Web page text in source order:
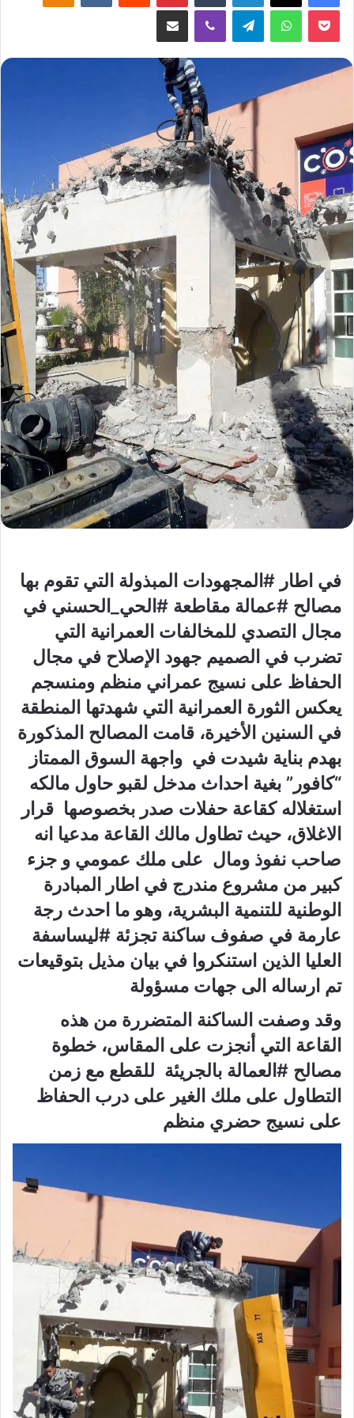
واتساب
في اطار #المجهودات المبذولة التي تقوم بها
مصالح #عمالة مقاطعة #الحي_الحسني في
مجال التصدي للمخالفات العمرانية التي
تضرب في الصميم جهود الإصلاح في مجال
الحفاظ على نسيج عمراني منظم ومنسجم
يعكس الثورة العمرانية التي شهدتها المنطقة
في السنين الأخيرة، قامت المصالح المذكورة
بهدم بناية شيدت في واجهة السوق الممتاز
“كافور” بغية احداث مدخل لقبو حاول مالكه
استغلاله كقاعة حفلات صدر بخصوصها قرار
الاغلاق، حيث تطاول مالك القاعة مدعيا انه
صاحب نفوذ ومال على ملك عمومي و جزء
كبير من مشروع مندرج في اطار المبادرة
الوطنية للتنمية البشرية، وهو ما احدث رجة
عارمة في صفوف ساكنة تجزئة #ليساسفة
العليا الذين استنكروا في بيان مذيل بتوقيعات
تم ارساله الى جهات مسؤولة
وقد وصفت الساكنة المتضررة من هذه
القاعة التي أنجزت على المقاس، خطوة
مصالح #العمالة بالجريئة للقطع مع زمن
التطاول على ملك الغير على درب الحفاظ
على نسيج حضري منظم